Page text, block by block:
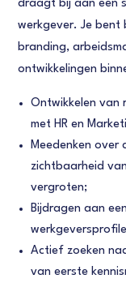
draagt bij aan een
werkgever. Je bent
branding,
ontwikkelingen
Ontwikkelen van
met HR en
Meedenken over
zichtbaarheid
vergroten;
Bijdragen aan
Actief zoeken
van eerste